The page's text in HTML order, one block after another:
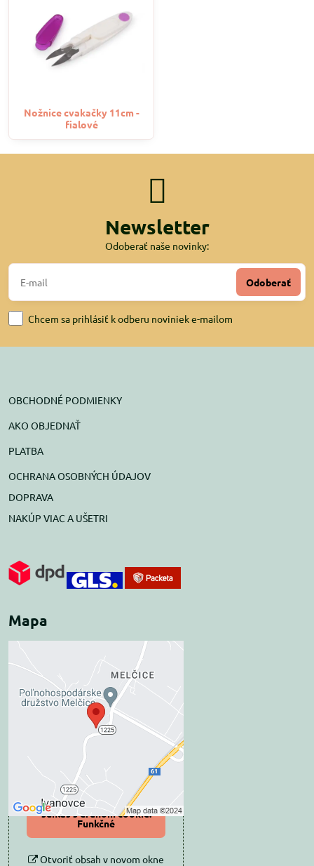
Nožnice cvakačky 11cm -
fialové
Newsletter
Odoberať naše novinky:
Odoberať
Chcem sa prihlásiť k odberu noviniek e-mailom
OBCHODNÉ PODMIENKY
AKO OBJEDNAŤ
PLATBA
OCHRANA OSOBNÝCH ÚDAJOV
DOPRAVA
NAKÚP VIAC A UŠETRI
Mapa
Externý obsah je
blokovaný Voľbami
súkromia
Prajete si načítať externý obsah?
Povoliť tentokrát
Povoliť a zapamätať -
súhlas s druhom cookie:
Funkčné
Otvoriť obsah v novom okne